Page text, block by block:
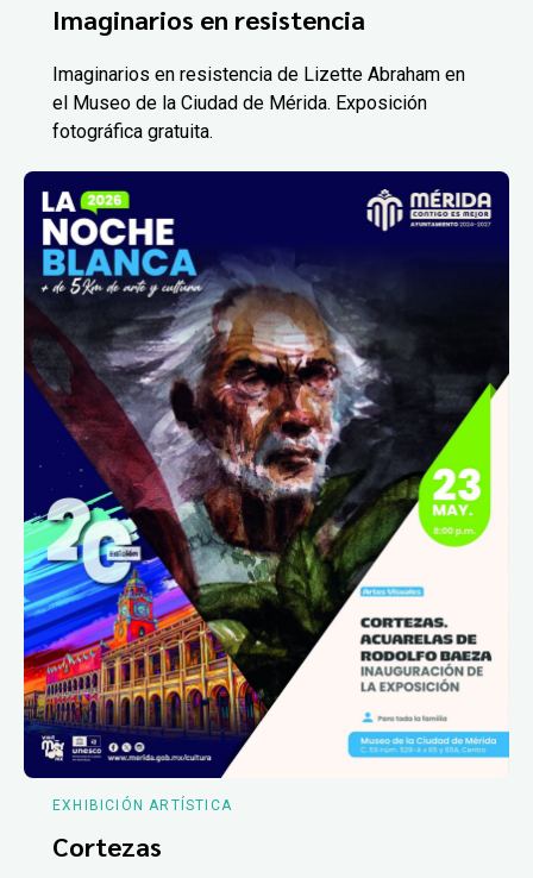
Imaginarios en resistencia
Imaginarios en resistencia de Lizette Abraham en
el Museo de la Ciudad de Mérida. Exposición
fotográfica gratuita.
EXHIBICIÓN ARTÍSTICA
Cortezas